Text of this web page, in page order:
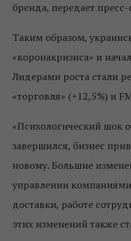
бренда, передает
Таким образом,
«коронакризиса» и
Лидерами роста стали
«торговля» (+12,5%) и
«Психологический шок
завершился, бизнес
новому. Большие
управлении
доставки, работе
этих изменений также